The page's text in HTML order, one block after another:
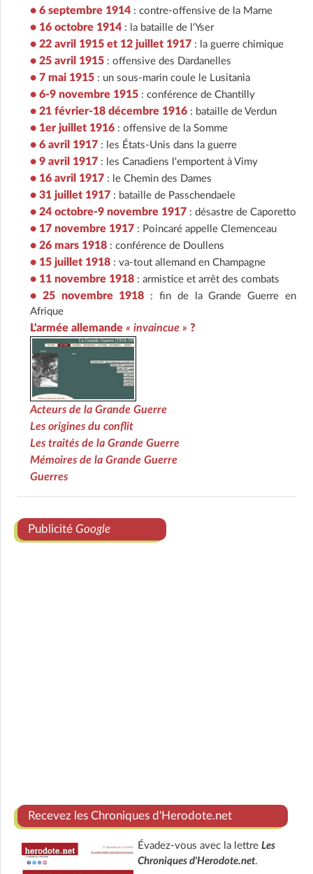
• 6 septembre 1914 : contre-offensive de la Marne
• 16 octobre 1914 : la bataille de l'Yser
• 22 avril 1915 et 12 juillet 1917 : la guerre chimique
• 25 avril 1915 : offensive des Dardanelles
• 7 mai 1915 : un sous-marin coule le Lusitania
• 6-9 novembre 1915 : conférence de Chantilly
• 21 février-18 décembre 1916 : bataille de Verdun
• 1er juillet 1916 : offensive de la Somme
• 6 avril 1917 : les États-Unis dans la guerre
• 9 avril 1917 : les Canadiens l'emportent à Vimy
• 16 avril 1917 : le Chemin des Dames
• 31 juillet 1917 : bataille de Passchendaele
• 24 octobre-9 novembre 1917 : désastre de Caporetto
• 17 novembre 1917 : Poincaré appelle Clemenceau
• 26 mars 1918 : conférence de Doullens
• 15 juillet 1918 : va-tout allemand en Champagne
• 11 novembre 1918 : armistice et arrêt des combats
• 25 novembre 1918 : fin de la Grande Guerre en
Afrique
L'armée allemande « invaincue » ?
Acteurs de la Grande Guerre
Les origines du conflit
Les traités de la Grande Guerre
Mémoires de la Grande Guerre
Guerres
Publicité Google
Recevez les Chroniques d'Herodote.net
Évadez-vous avec la lettre Les
Chroniques d'Herodote.net.